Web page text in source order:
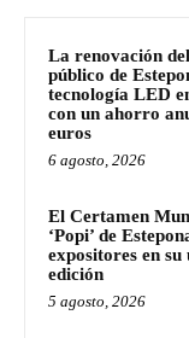
La renovación
público de
tecnología LED
con un ahorro
euros
6 agosto, 2026
El Certamen
‘Popi’ de
expositores en su
edición
5 agosto, 2026